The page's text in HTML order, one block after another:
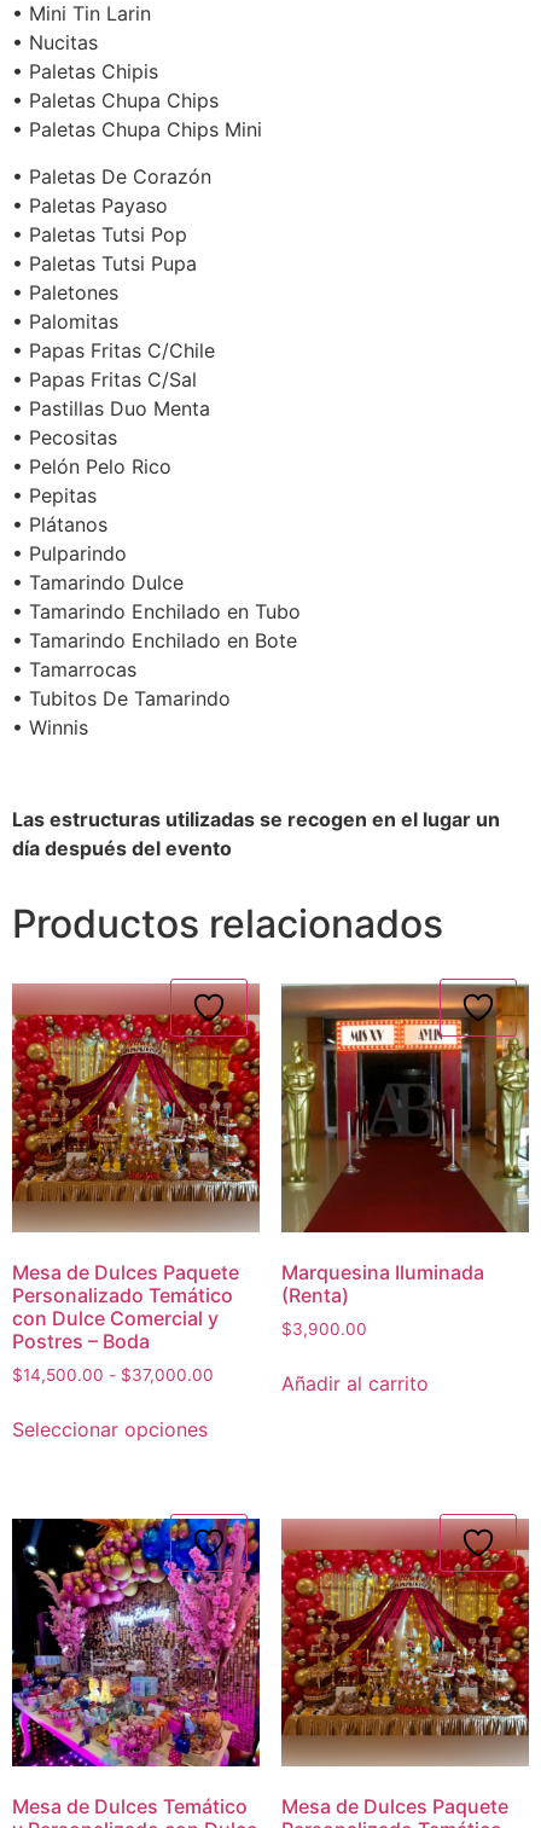
• Mini Tin Larin
• Nucitas
• Paletas Chipis
• Paletas Chupa Chips
• Paletas Chupa Chips Mini
• Paletas De Corazón
• Paletas Payaso
• Paletas Tutsi Pop
• Paletas Tutsi Pupa
• Paletones
• Palomitas
• Papas Fritas C/Chile
• Papas Fritas C/Sal
• Pastillas Duo Menta
• Pecositas
• Pelón Pelo Rico
• Pepitas
• Plátanos
• Pulparindo
• Tamarindo Dulce
• Tamarindo Enchilado en Tubo
• Tamarindo Enchilado en Bote
• Tamarrocas
• Tubitos De Tamarindo
• Winnis
Las estructuras utilizadas se recogen en el lugar un
día después del evento
Productos relacionados
Mesa de Dulces Paquete
Personalizado Temático
con Dulce Comercial y
Postres – Boda
$14,500.00 - $37,000.00
Seleccionar opciones
Marquesina Iluminada
(Renta)
$3,900.00
Añadir al carrito
Mesa de Dulces Temático
Mesa de Dulces Paquete